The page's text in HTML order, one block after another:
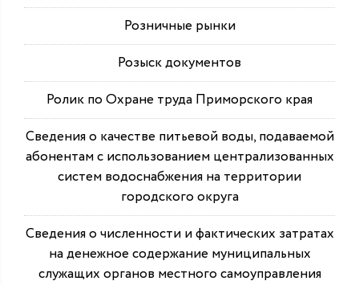
Розничные рынки
Розыск документов
Ролик по Охране труда Приморского края
Сведения о качестве питьевой воды, подаваемой
абонентам с использованием централизованных
систем водоснабжения на территории
городского округа
Сведения о численности и фактических затратах
на денежное содержание муниципальных
служащих органов местного самоуправления